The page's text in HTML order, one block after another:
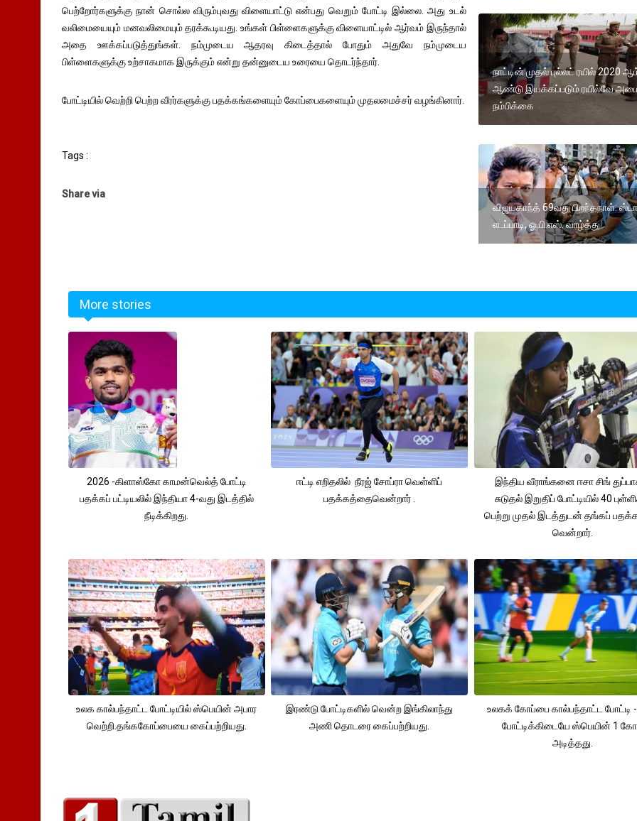
பெற்றோர்களுக்கு நான் சொல்ல விரும்புவது விளையாட்டு என்பது வெறும் போட்டி இல்லை. அது உடல்
வலிமையையும் மனவலிமையும் தரக்கூடியது. உங்கள் பிள்ளைகளுக்கு விளையாட்டில் ஆர்வம் இருந்தால்
அதை ஊக்கப்படுத்துங்கள். நம்முடைய ஆதரவு கிடைத்தால் போதும் அதுவே நம்முடைய
பிள்ளைகளுக்கு உற்சாகமாக இருக்கும் என்று தன்னுடைய உரையை தொடர்ந்தார்.
போட்டியில் வெற்றி பெற்ற வீரர்களுக்கு பதக்கங்களையும் கோப்பைகளையும் முதலமைச்சர் வழங்கினார்.
Tags :
Share via
நாட்டின் முதல் புல்லட் ரயில் 2020
ஆண்டு இயக்கப்படும் ரயில்வே
நம்பிக்கை
விஜயகாந்த் 69வது பிறந்தநாள்:
எடப்பாடி, ஓ.பி.எஸ். வாழ்த்து
More stories
2026 -கிளாஸ்கோ காமன்வெல்த் போட்டி
பதக்கப் பட்டியலில் இந்தியா 4-வது இடத்தில்
நீடிக்கிறது.
ஈட்டி எறிதலில் நீரஜ் சோப்ரா வெள்ளிப்
பதக்கத்தைவென்றார் .
இந்திய வீராங்கனை ஈசா சிங்
சுடுதல் இறுதிப் போட்டியில் 40
பெற்று முதல் இடத்துடன் தங்கப்
வென்றார்.
உலக கால்பந்தாட்ட போட்டியில் ஸ்பெயின் அபார
வெற்றி.தங்ககோப்பையை கைப்பற்றியது.
இரண்டு போட்டிகளில் வென்ற இங்கிலாந்து
அணி தொடரை கைப்பற்றியது.
உலகக் கோப்பை கால்பந்தாட்ட போட்டி
போட்டிக்கிடையே ஸ்பெயின் 1
அடித்தது.